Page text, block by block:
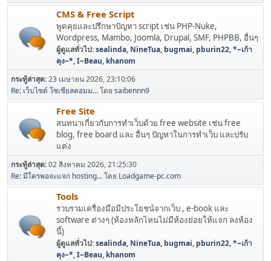
CMS & Free Script
พูดคุยและปรึกษาปัญหา script เช่น PHP-Nuke,
Wordpress, Mambo, Joomla, Drupal, SMF, PHPBB, อื่นๆ
ผู้ดูแลทั่วไป:sealinda, NineTua, bugmai, pburin22,*~เก้า
คุง~*,I~Beau, khanom
กระทู้ล่าสุด:23 เมษายน 2026, 23:10:06
Re: เว็บไซต์ โซเชียลคอมม...โดย saibennn9
Free Site
สนทนาเกี่ยวกับการทำเว็บด้วย free website เช่น free
blog, free board และ อื่นๆ ปัญหาในการทำเว็บ และปรับ
แต่ง
กระทู้ล่าสุด:02 สิงหาคม 2026, 21:25:30
Re: มีใครพอจะแจก hosting...โดย Loadgame-pc.com
Tools
รวบรวมเครื่องมือมีประโยชน์จากเว็บ , e-book และ
software ต่างๆ (ห้องหลักไหนไม่มีห้องย่อยให้แจก ลงห้อง
นี้)
ผู้ดูแลทั่วไป:sealinda, NineTua, bugmai, pburin22,*~เก้า
คุง~*,I~Beau, khanom